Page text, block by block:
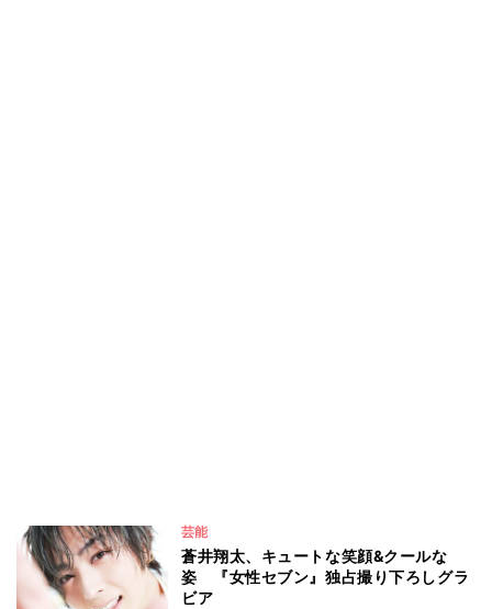
芸能
蒼井翔太、キュートな笑顔&クールな
姿 『女性セブン』独占撮り下ろしグラ
ビア